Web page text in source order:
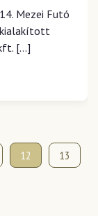
Mezei Futó
kialakított
[…]
12 13